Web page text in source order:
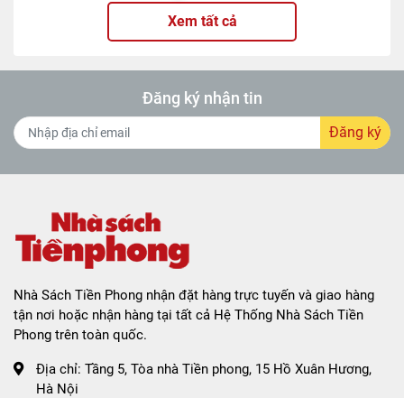
Xem tất cả
Đăng ký nhận tin
Đăng ký
Nhà Sách Tiền Phong nhận đặt hàng trực tuyến và giao hàng
tận nơi hoặc nhận hàng tại tất cả Hệ Thống Nhà Sách Tiền
Phong trên toàn quốc.
Địa chỉ: Tầng 5, Tòa nhà Tiền phong, 15 Hồ Xuân Hương,
Hà Nội